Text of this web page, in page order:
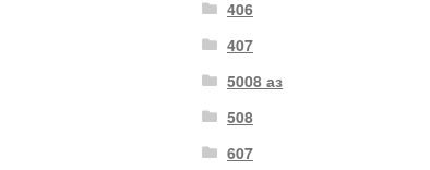
406
407
5008 аз
508
607